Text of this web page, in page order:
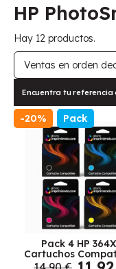
HP
Hay 12 productos.
Encuentra tu referencia
-20% Pack
Pack 4 HP
Cartuchos